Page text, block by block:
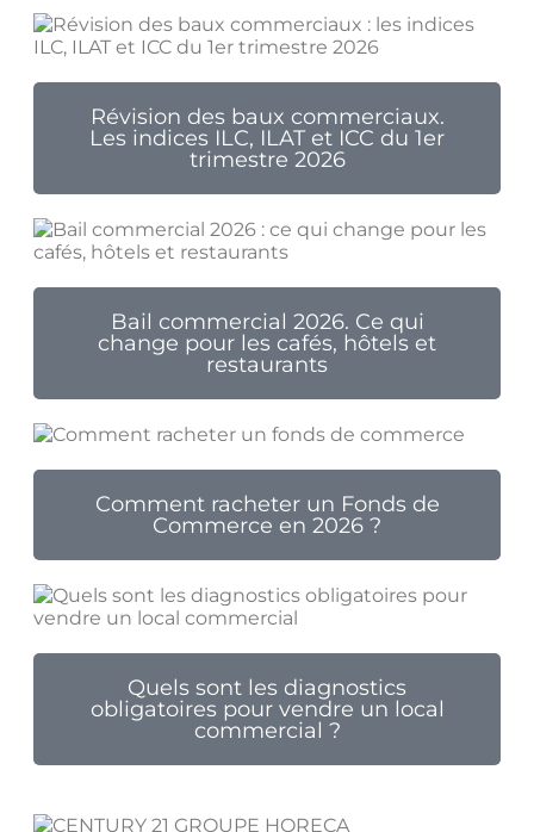
Révision des baux commerciaux.
Les indices ILC, ILAT et ICC du 1er
trimestre 2026
Bail commercial 2026. Ce qui
change pour les cafés, hôtels et
restaurants
Comment racheter un Fonds de
Commerce en 2026 ?
Quels sont les diagnostics
obligatoires pour vendre un local
commercial ?